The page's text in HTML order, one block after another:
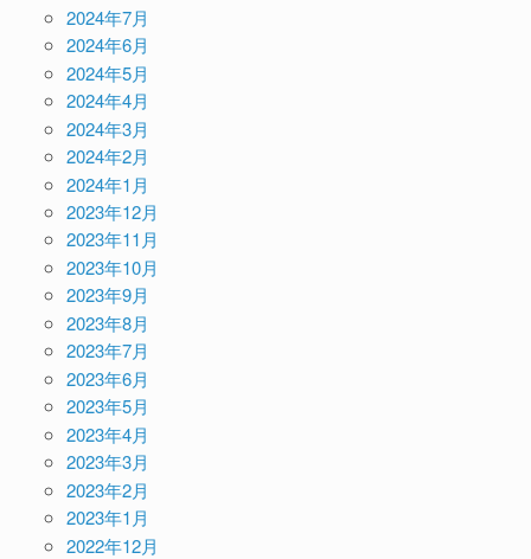
2024年7月
2024年6月
2024年5月
2024年4月
2024年3月
2024年2月
2024年1月
2023年12月
2023年11月
2023年10月
2023年9月
2023年8月
2023年7月
2023年6月
2023年5月
2023年4月
2023年3月
2023年2月
2023年1月
2022年12月